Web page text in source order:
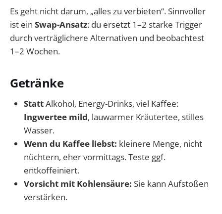
Es geht nicht darum, „alles zu verbieten“. Sinnvoller
ist ein Swap-Ansatz: du ersetzt 1–2 starke Trigger
durch verträglichere Alternativen und beobachtest
1–2 Wochen.
Getränke
StattAlkohol, Energy-Drinks, viel Kaffee:
Ingwertee mild, lauwarmer Kräutertee, stilles
Wasser.
Wenn du Kaffee liebst: kleinere Menge, nicht
nüchtern, eher vormittags. Teste ggf.
entkoffeiniert.
Vorsicht mit Kohlensäure: Sie kann Aufstoßen
verstärken.